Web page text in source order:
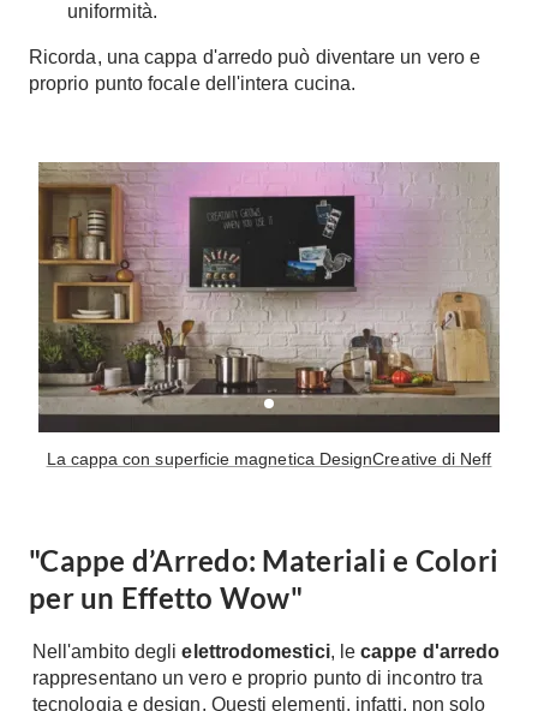
uniformità.
Ricorda, unacappa d'arredo può diventare un vero e
proprio punto focale dell'intera cucina.
La cappa con superficie magnetica DesignCreative di Neff
"Cappe d’Arredo: Materiali e Colori
per un Effetto Wow"
Nell'ambito deglielettrodomestici, lecappe d'arredo
rappresentano un vero e proprio punto di incontro tra
tecnologia e design. Questi elementi, infatti, non solo